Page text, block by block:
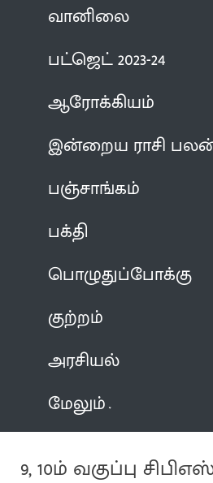
வானிலை
பட்ஜெட் 2023-24
ஆரோக்கியம்
இன்றைய ராசி
பஞ்சாங்கம்
பக்தி
பொழுதுப்போக்கு
குற்றம்
அரசியல்
மேலும்
9, 10ம் வகுப்பு